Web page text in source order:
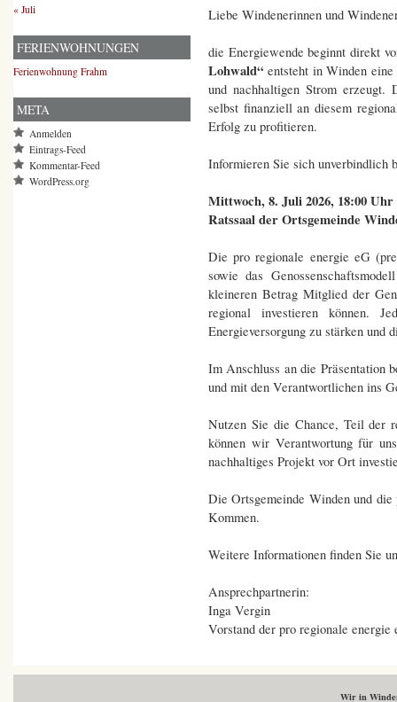
Liebe Windenerinnen und
die Energiewende beginnt direkt
Lohwald“ entsteht in Winden
und nachhaltigen Strom
selbst finanziell an diesem
Erfolg zu profitieren.
Informieren Sie sich unverbindlich
Mittwoch, 8. Juli 2026, 18:00 Uhr
Ratssaal der Ortsgemeinde
Die pro regionale energie eG
sowie das
kleineren Betrag Mitglied der
regional investieren können.
Energieversorgung zu stärken und
Im Anschluss an die Präsentation
und mit den Verantwortlichen ins
Nutzen Sie die Chance, Teil der
können wir Verantwortung für
nachhaltiges Projekt vor Ort
Die Ortsgemeinde Winden und
Kommen.
Weitere Informationen finden Sie
Ansprechpartnerin:
Inga Vergin
Vorstand der pro regionale energie
« Juli
FERIENWOHNUNGEN
Ferienwohnung Frahm
META
Anmelden
Eintrags-Feed
Kommentar-Feed
WordPress.org
Wir in